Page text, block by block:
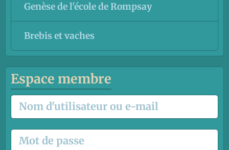
Genèse de l'école de Rompsay
Brebis et vaches
Espace membre